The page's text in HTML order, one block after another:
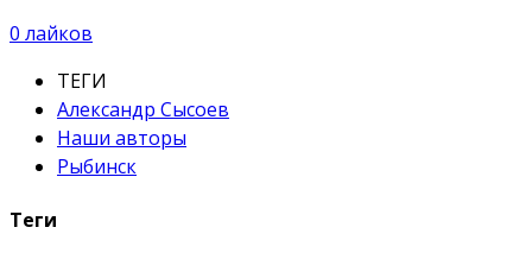
0 лайков
ТЕГИ
Александр Сысоев
Наши авторы
Рыбинск
Теги